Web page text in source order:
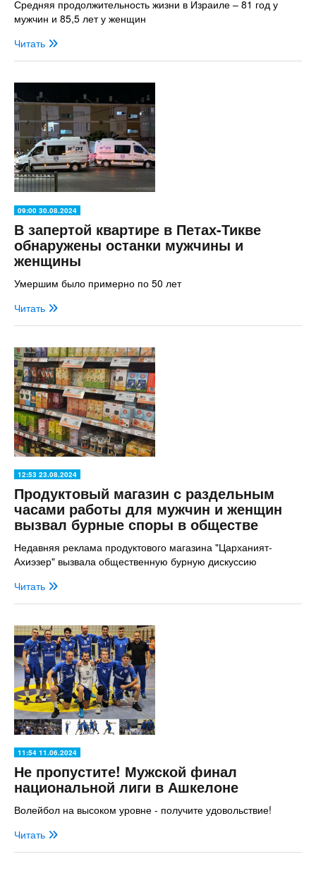
Средняя продолжительность жизни в Израиле – 81 год у
мужчин и 85,5 лет у женщин
Читать
09:00 30.08.2024
В запертой квартире в Петах-Тикве
обнаружены останки мужчины и
женщины
Умершим было примерно по 50 лет
Читать
12:53 23.08.2024
Продуктовый магазин с раздельным
часами работы для мужчин и женщин
вызвал бурные споры в обществе
Недавняя реклама продуктового магазина "Царханият-
Ахиэзер" вызвала общественную бурную дискуссию
Читать
11:54 11.06.2024
Не пропустите! Мужской финал
национальной лиги в Ашкелоне
Волейбол на высоком уровне - получите удовольствие!
Читать